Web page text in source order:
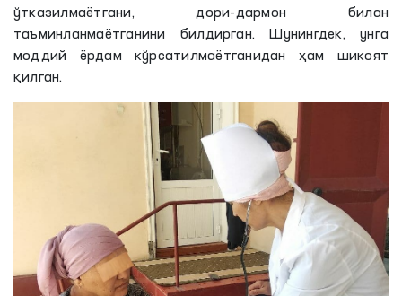
ўтказилмаётгани, дори-дармон билан
таъминланмаётганини билдирган. Шунингдек, унга
моддий ёрдам кўрсатилмаётганидан ҳам шикоят
қилган.